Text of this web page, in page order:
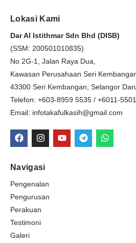
Lokasi Kami
Dar Al Istithmar Sdn Bhd (DISB)
(SSM: 200501010835)
No 2G-1, Jalan Raya Dua,
Kawasan Perusahaan Seri
43300 Seri Kembangan, Selangor
Telefon: +603-8959 5535 / +6011-
Email: infotakafulkasih@gmail.com
F
a
c
b
o
o
k
I
n
s
a
g
r
a
m
Y
o
u
T
e
l
W
h
a
Navigasi
Pengenalan
Pengurusan
Perakuan
Testimoni
Galeri